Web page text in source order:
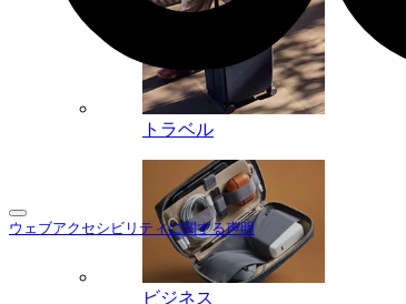
ウェブアクセシビリティに関する声明
トラベル
ビジネス